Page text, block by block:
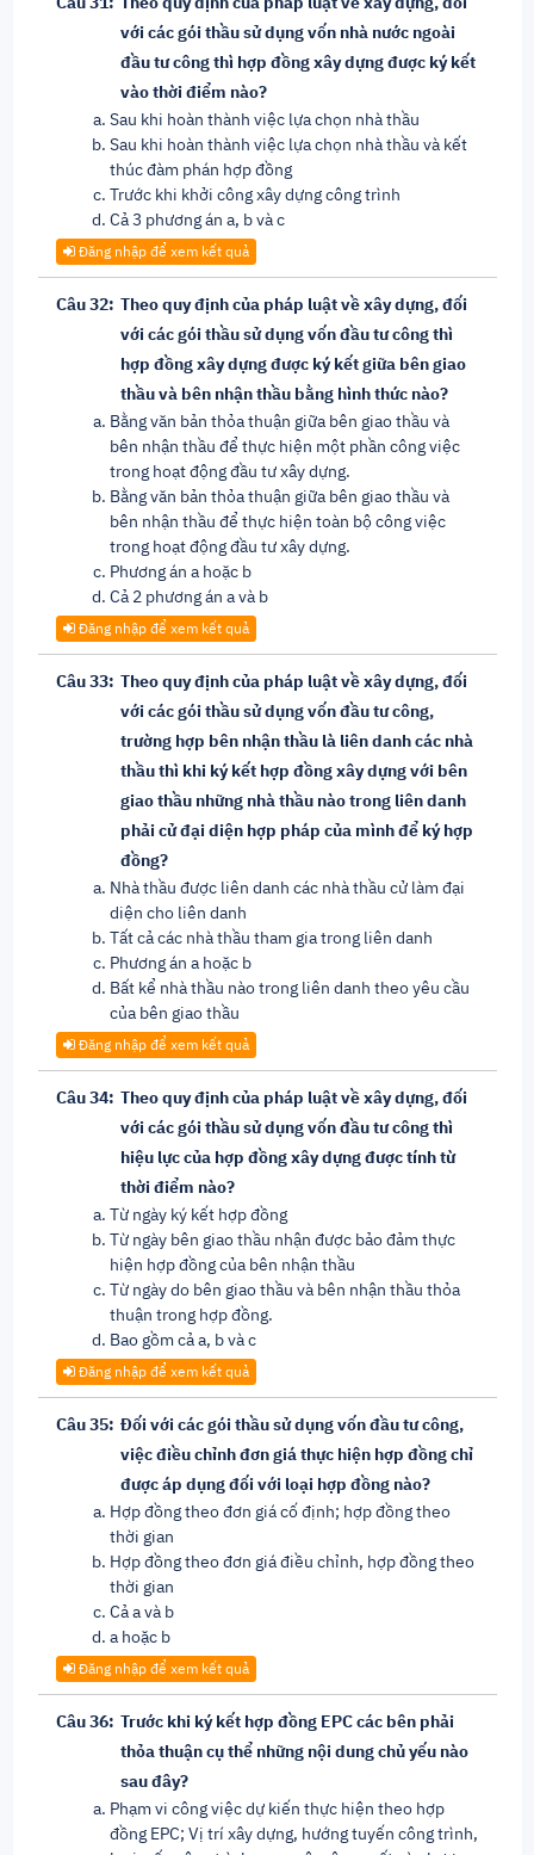
với các gói thầu sử dụng vốn nhà nước ngoài
đầu tư công thì hợp đồng xây dựng được ký kết
vào thời điểm nào?
Sau khi hoàn thành việc lựa chọn nhà thầu
Sau khi hoàn thành việc lựa chọn nhà thầu và kết
thúc đàm phán hợp đồng
Trước khi khởi công xây dựng công trình
Cả 3 phương án a, b và c
Đăng nhập để xem kết quả
Câu 32: Theo quy định của pháp luật về xây dựng, đối
với các gói thầu sử dụng vốn đầu tư công thì
hợp đồng xây dựng được ký kết giữa bên giao
thầu và bên nhận thầu bằng hình thức nào?
Bằng văn bản thỏa thuận giữa bên giao thầu và
bên nhận thầu để thực hiện một phần công việc
trong hoạt động đầu tư xây dựng.
Bằng văn bản thỏa thuận giữa bên giao thầu và
bên nhận thầu để thực hiện toàn bộ công việc
trong hoạt động đầu tư xây dựng.
Phương án a hoặc b
Cả 2 phương án a và b
Đăng nhập để xem kết quả
Câu 33: Theo quy định của pháp luật về xây dựng, đối
với các gói thầu sử dụng vốn đầu tư công,
trường hợp bên nhận thầu là liên danh các nhà
thầu thì khi ký kết hợp đồng xây dựng với bên
giao thầu những nhà thầu nào trong liên danh
phải cử đại diện hợp pháp của mình để ký hợp
đồng?
Nhà thầu được liên danh các nhà thầu cử làm đại
diện cho liên danh
Tất cả các nhà thầu tham gia trong liên danh
Phương án a hoặc b
Bất kể nhà thầu nào trong liên danh theo yêu cầu
của bên giao thầu
Đăng nhập để xem kết quả
Câu 34: Theo quy định của pháp luật về xây dựng, đối
với các gói thầu sử dụng vốn đầu tư công thì
hiệu lực của hợp đồng xây dựng được tính từ
thời điểm nào?
Từ ngày ký kết hợp đồng
Từ ngày bên giao thầu nhận được bảo đảm thực
hiện hợp đồng của bên nhận thầu
Từ ngày do bên giao thầu và bên nhận thầu thỏa
thuận trong hợp đồng.
Bao gồm cả a, b và c
Đăng nhập để xem kết quả
Câu 35: Đối với các gói thầu sử dụng vốn đầu tư công,
việc điều chỉnh đơn giá thực hiện hợp đồng chỉ
được áp dụng đối với loại hợp đồng nào?
Hợp đồng theo đơn giá cố định; hợp đồng theo
thời gian
Hợp đồng theo đơn giá điều chỉnh, hợp đồng theo
thời gian
Cả a và b
a hoặc b
Đăng nhập để xem kết quả
Câu 36: Trước khi ký kết hợp đồng EPC các bên phải
thỏa thuận cụ thể những nội dung chủ yếu nào
sau đây?
Phạm vi công việc dự kiến thực hiện theo hợp
đồng EPC; Vị trí xây dựng, hướng tuyến công trình,